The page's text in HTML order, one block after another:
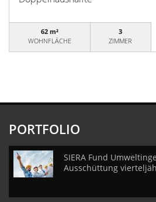
62 m²
WOHNFLÄCHE
3
ZIMMER
PORTFOLIO
SIERA Fund
Ausschüttung